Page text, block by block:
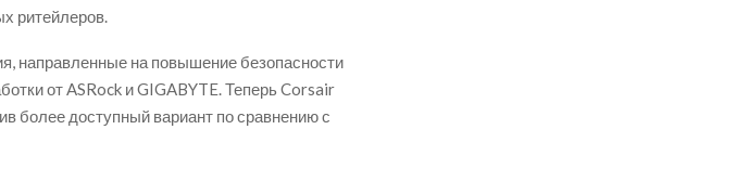
ритейлеров.
направленные на повышение безопасности
от ASRock и GIGABYTE. Теперь Corsair
более доступный вариант по сравнению с